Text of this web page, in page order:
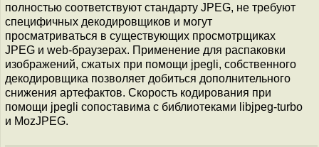
полностью соответствуют стандарту JPEG, не требуют
специфичных декодировщиков и могут
просматриваться в существующих просмотрщиках
JPEG и web-браузерах. Применение для распаковки
изображений, сжатых при помощи jpegli, собственного
декодировщика позволяет добиться дополнительного
снижения артефактов. Скорость кодирования при
помощи jpegli сопоставима с библиотеками libjpeg-turbo
и MozJPEG.